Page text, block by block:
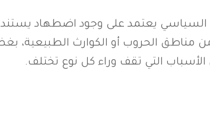
السياسي يعتمد على وجود اضطهاد
مناطق الحروب أو الكوارث الطبيعية،
التي تقف وراء كل نوع تختلف.